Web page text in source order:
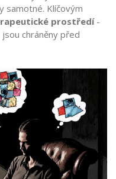
samotné. Klíčovým
prostředí-
chráněny před